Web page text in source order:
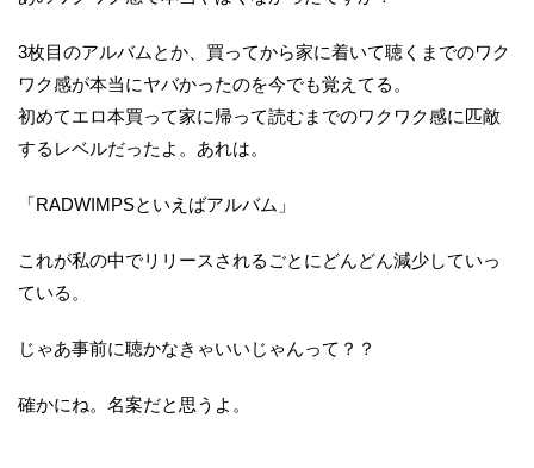
3枚目のアルバムとか、買ってから家に着いて聴くまでのワク
ワク感が本当にヤバかったのを今でも覚えてる。
初めてエロ本買って家に帰って読むまでのワクワク感に匹敵
するレベルだったよ。あれは。
「RADWIMPSといえばアルバム」
これが私の中でリリースされるごとにどんどん減少していっ
ている。
じゃあ事前に聴かなきゃいいじゃんって？？
確かにね。名案だと思うよ。